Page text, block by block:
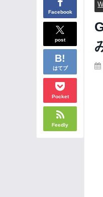
Facebook
post
はてブ
Pocket
Feedly